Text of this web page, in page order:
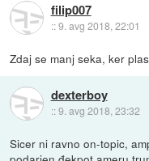
filip007
::9. avg 2018, 22:01
Zdaj se manj seka, ker
dexterboy
::9. avg 2018, 23:32
Sicer ni ravno on-topic,